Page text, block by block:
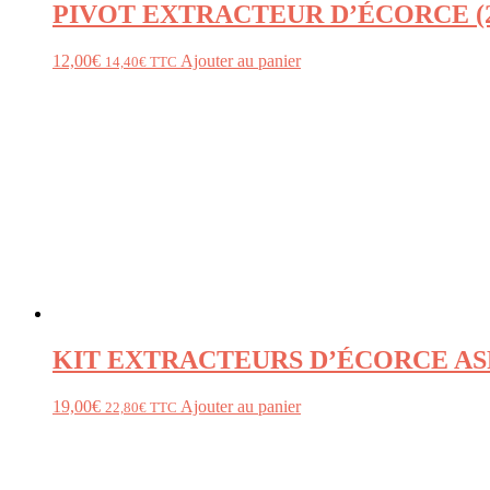
PIVOT EXTRACTEUR D’ÉCORCE
12,00€ 14,40€ TTC Ajouter au panier
KIT EXTRACTEURS D’ÉCORCE
19,00€ 22,80€ TTC Ajouter au panier